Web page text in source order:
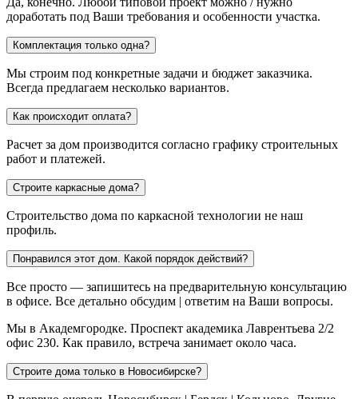
доработать под Ваши требования и особенности участка.
Комплектация только одна?
Мы строим под конкретные задачи и бюджет заказчика.
Всегда предлагаем несколько вариантов.
Как происходит оплата?
Расчет за дом производится согласно графику строительных
работ и платежей.
Строите каркасные дома?
Строительство дома по каркасной технологии не наш
профиль.
Понравился этот дом. Какой порядок действий?
Все просто — запишитесь на предварительную консультацию
в офисе. Все детально обсудим | ответим на Ваши вопросы.
Мы в Академгородке. Проспект академика Лаврентьева 2/2
офис 230. Как правило, встреча занимает около часа.
Строите дома только в Новосибирске?